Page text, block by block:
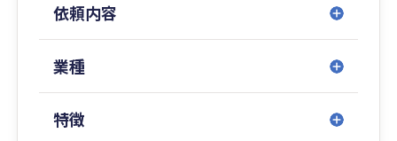
依頼内容
業種
特徴